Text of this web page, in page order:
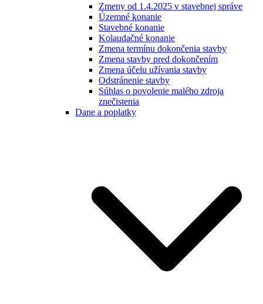
Zmeny od 1.4.2025 v stavebnej správe
Územné konanie
Stavebné konanie
Kolaudačné konanie
Zmena termínu dokončenia stavby
Zmena stavby pred dokončením
Zmena účelu užívania stavby
Odstránenie stavby
Súhlas o povolenie malého zdroja
znečistenia
Dane a poplatky